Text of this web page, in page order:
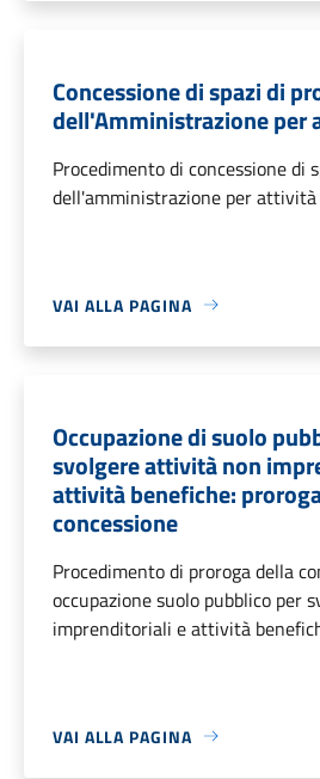
Concessione di spazi di
dell'Amministrazione per
Procedimento di concessione di
dell'amministrazione per
VAI ALLA PAGINA
Occupazione di suolo
svolgere attività non
attività benefiche:
concessione
Procedimento di proroga della
occupazione suolo pubblico per
imprenditoriali e attività
VAI ALLA PAGINA